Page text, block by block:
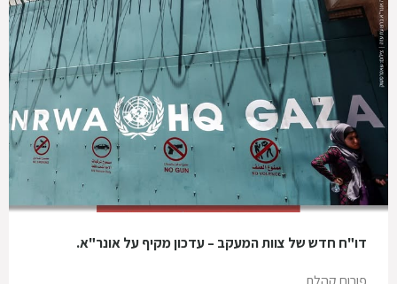
דו"ח חדש של צוות המעקב – עדכון מקיף על אונר"א.